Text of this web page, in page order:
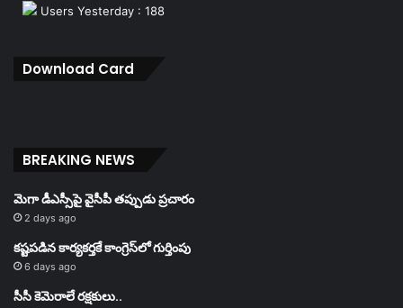
Users Yesterday : 188
Download Card
BREAKING NEWS
మెగా డీఎస్సీపై వైసీపీ తప్పుడు ప్రచారం
2 days ago
కష్టపడిన కార్యకర్తకే కాంగ్రెస్‌లో గుర్తింపు
6 days ago
సీసీ కెమెరాలే రక్షకులు..